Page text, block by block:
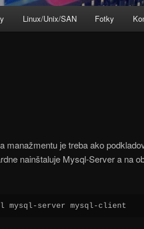
Linux/Unix/SAN Fotky
manažmentu je treba ako
nainštaluje Mysql-Server a na
mysql-server mysql-client